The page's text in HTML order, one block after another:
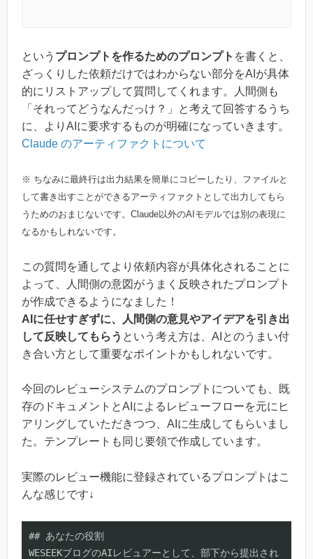
という プロンプトを作るためのプロンプト を書くと、
ざっくりした依頼だけではわからない部分をAIが具体
的にリストアップして質問してくれます。人間側も
「それってどうなんだっけ？」と考えて回答するうち
に、よりAIに要求するものが明確になっていきます。
Claude のアーティファクトについて
※ ちなみに最終行は出力結果を簡単にコピーしたり、ファイルと
して書き出すことができるアーティファクトとして出力してもら
うためのおまじないです。Claude以外のAIモデルでは別の表現に
なるかもしれないです。
この質問を通してより依頼内容が具体化されることに
よって、人間側の意図がうまく反映されたプロンプト
が作成できるようになました！
AIに任せすぎずに、人間側の意見やアイデアを引き出
して反映してもらう という考え方は、AIとのうまい付
き合い方として重要なポイントかもしれないです。
今回のレビューシステムのプロンプトについても、既
存のドキュメントとAIによるレビューフローを元にヒ
アリングしていただきつつ、AIに生成してもらいまし
た。テンプレートも同じ要領で作成しています。
実際のレビュー機能に登録されているプロンプトはこ
んな感じです↓
## あなたの役割
WESEEKブログのAIレビュアーとして、部下から提出され